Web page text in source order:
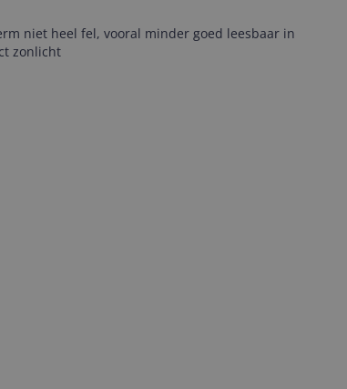
niet heel fel, vooral minder goed leesbaar in
zonlicht